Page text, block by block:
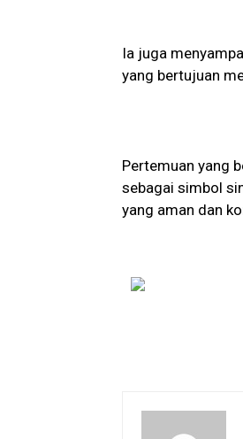
Ia juga
yang bertujuan
Pertemuan yang
sebagai simbol
yang aman dan